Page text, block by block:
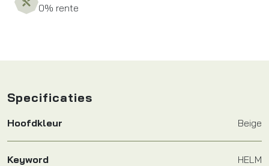
0% rente
Specificaties
Hoofdkleur Beige
Keyword HELM